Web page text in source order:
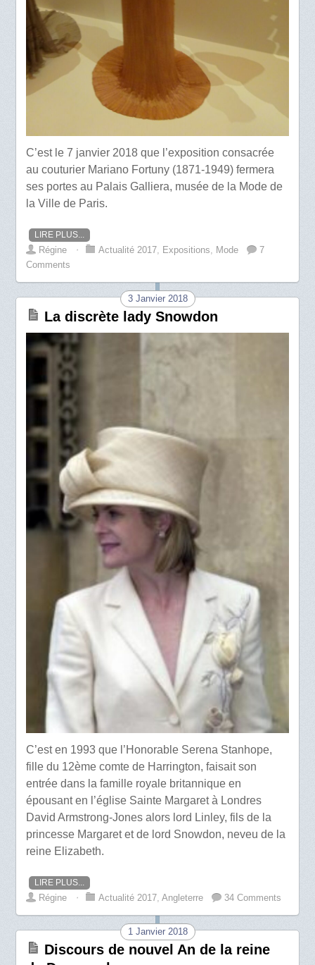
C’est le 7 janvier 2018 que l’exposition consacrée
au couturier Mariano Fortuny (1871-1949) fermera
ses portes au Palais Galliera, musée de la Mode de
la Ville de Paris.
LIRE PLUS...
Régine ⋅ Actualité 2017 Expositions Mode
7
Comments
3 Janvier 2018
La discrète lady Snowdon
C’est en 1993 que l’Honorable Serena Stanhope,
fille du 12ème comte de Harrington, faisait son
entrée dans la famille royale britannique en
épousant en l’église Sainte Margaret à Londres
David Armstrong-Jones alors lord Linley, fils de la
princesse Margaret et de lord Snowdon, neveu de la
reine Elizabeth.
LIRE PLUS...
Régine ⋅ Actualité 2017,Angleterre 34 Comments
1 Janvier 2018
Discours de nouvel An de la reine